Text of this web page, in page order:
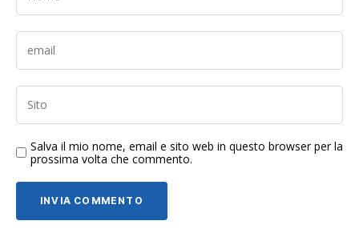
Salva il mio nome, email e sito web in questo browser per la
prossima volta che commento.